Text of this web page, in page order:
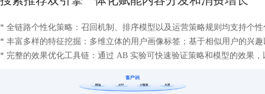
* 全链路个性化策略：召回机制、排序模型以及运营策略规则均支持个
* 丰富多样的特征挖掘：多维立体的用户画像标签；基于相似用户的兴
* 完整的效果优化工具链：通过 AB 实验可快速验证策略和模型的效果